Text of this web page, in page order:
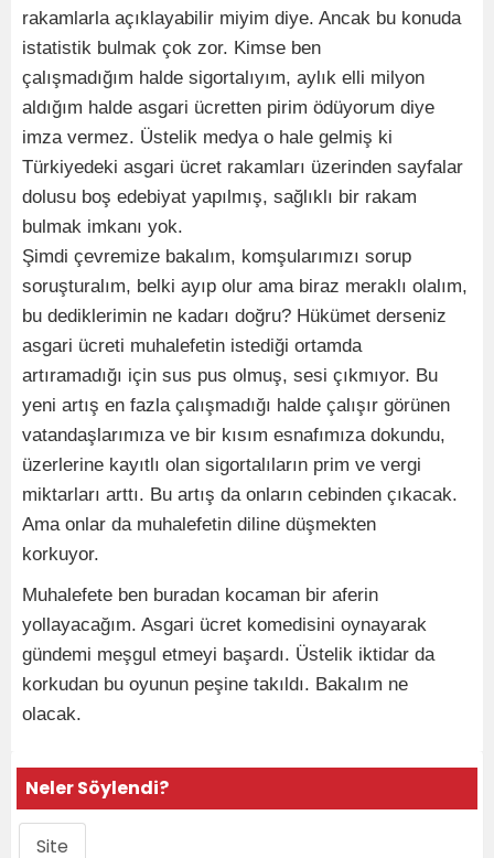
rakamlarla açıklayabilir miyim diye. Ancak bu konuda
istatistik bulmak çok zor. Kimse ben
çalışmadığım halde sigortalıyım, aylık elli milyon
aldığım halde asgari ücretten pirim ödüyorum diye
imza vermez. Üstelik medya o hale gelmiş ki
Türkiyedeki asgari ücret rakamları üzerinden sayfalar
dolusu boş edebiyat yapılmış, sağlıklı bir rakam
bulmak imkanı yok.
Şimdi çevremize bakalım, komşularımızı sorup
soruşturalım, belki ayıp olur ama biraz meraklı olalım,
bu dediklerimin ne kadarı doğru? Hükümet derseniz
asgari ücreti muhalefetin istediği ortamda
artıramadığı için sus pus olmuş, sesi çıkmıyor. Bu
yeni artış en fazla çalışmadığı halde çalışır görünen
vatandaşlarımıza ve bir kısım esnafımıza dokundu,
üzerlerine kayıtlı olan sigortalıların prim ve vergi
miktarları arttı. Bu artış da onların cebinden çıkacak.
Ama onlar da muhalefetin diline düşmekten
korkuyor.
Muhalefete ben buradan kocaman bir aferin
yollayacağım. Asgari ücret komedisini oynayarak
gündemi meşgul etmeyi başardı. Üstelik iktidar da
korkudan bu oyunun peşine takıldı. Bakalım ne
olacak.
Neler Söylendi?
Site